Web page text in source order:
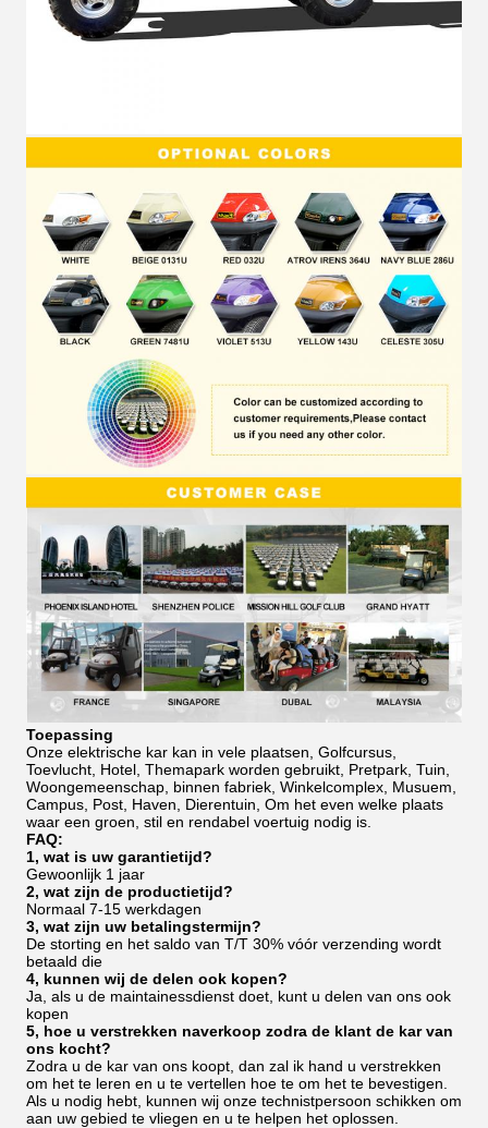
Toepassing
Onze elektrische kar kan in vele plaatsen, Golfcursus,
Toevlucht, Hotel, Themapark worden gebruikt, Pretpark, Tuin,
Woongemeenschap, binnen fabriek, Winkelcomplex, Musuem,
Campus, Post, Haven, Dierentuin, Om het even welke plaats
waar een groen, stil en rendabel voertuig nodig is.
FAQ:
1, wat is uw garantietijd?
Gewoonlijk 1 jaar
2, wat zijn de productietijd?
Normaal 7-15 werkdagen
3, wat zijn uw betalingstermijn?
De storting en het saldo van T/T 30% vóór verzending wordt
betaald die
4, kunnen wij de delen ook kopen?
Ja, als u de maintainessdienst doet, kunt u delen van ons ook
kopen
5, hoe u verstrekken naverkoop zodra de klant de kar van
ons kocht?
Zodra u de kar van ons koopt, dan zal ik hand u verstrekken
om het te leren en u te vertellen hoe te om het te bevestigen.
Als u nodig hebt, kunnen wij onze technistpersoon schikken om
aan uw gebied te vliegen en u te helpen het oplossen.